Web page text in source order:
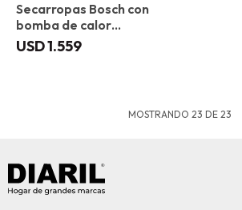
Secarropas Bosch con
bomba de calor
WTR83200ES 8 kg
USD1.559
MOSTRANDO 23 DE 23